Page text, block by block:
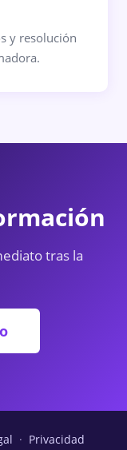
y resolución
tras la
· Privacidad